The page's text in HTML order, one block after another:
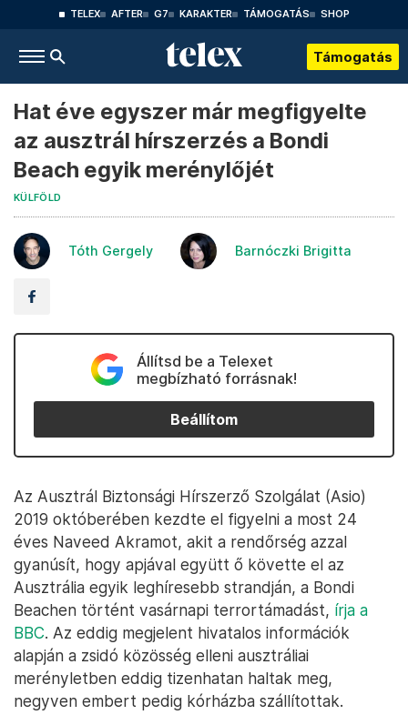
TELEX AFTER G7 KARAKTER TÁMOGATÁS SHOP
Támogatás
Hat éve egyszer már megfigyelte
az ausztrál hírszerzés a Bondi
Beach egyik merénylőjét
KÜLFÖLD
Tóth Gergely Barnóczki Brigitta
Állítsd be a Telexet
megbízható forrásnak!
Beállítom
Az Ausztrál Biztonsági Hírszerző Szolgálat (Asio)
2019 októberében kezdte el figyelni a most 24
éves Naveed Akramot, akit a rendőrség azzal
gyanúsít, hogy apjával együtt ő követte el az
Ausztrália egyik leghíresebb strandján, a Bondi
Beachen történt vasárnapi terrortámadást, írja a
BBC. Az eddig megjelent hivatalos információk
alapján a zsidó közösség elleni ausztráliai
merényletben eddig tizenhatan haltak meg,
negyven embert pedig kórházba szállítottak.